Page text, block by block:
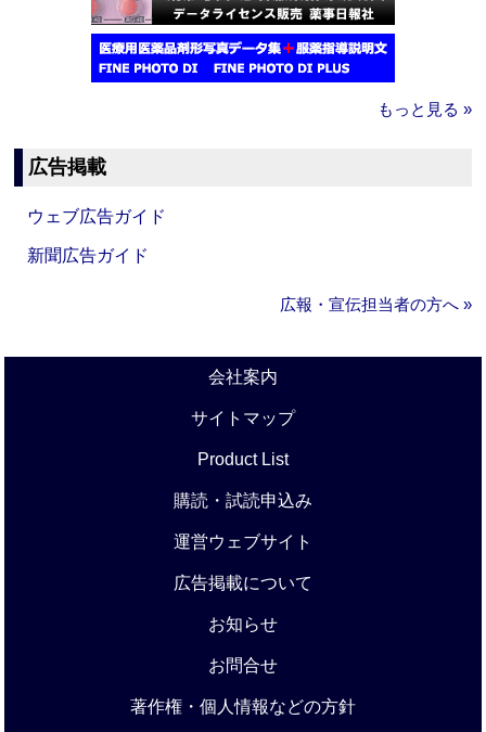
もっと見る »
広告掲載
ウェブ広告ガイド
新聞広告ガイド
広報・宣伝担当者の方へ »
会社案内
サイトマップ
Product List
購読・試読申込み
運営ウェブサイト
広告掲載について
お知らせ
お問合せ
著作権・個人情報などの方針